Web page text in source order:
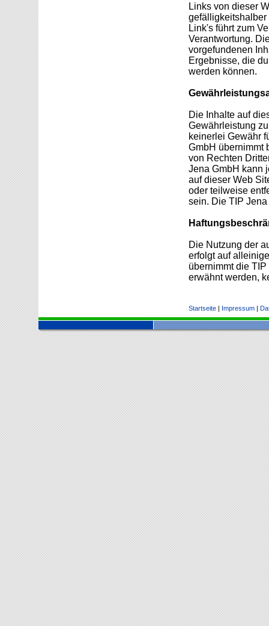
Links von dieser
gefälligkeitshalber
Link's führt zum
Verantwortung.
vorgefundenen
Ergebnisse, die
werden können.
Die Inhalte auf
Gewährleistung
keinerlei Gewähr
GmbH übernimmt
von Rechten
Jena GmbH kann
auf dieser Web
oder teilweise
sein. Die TIP
Die Nutzung der
erfolgt auf
übernimmt die
erwähnt werden,
Startseite| Impressum|